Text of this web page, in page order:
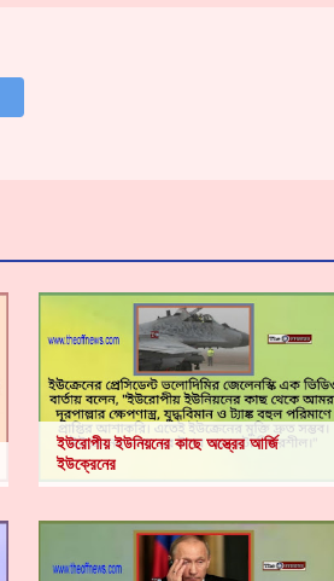
ইউরোপীয় ইউনিয়নের কাছে অস্ত্রের আর্জি
ইউক্রেনের